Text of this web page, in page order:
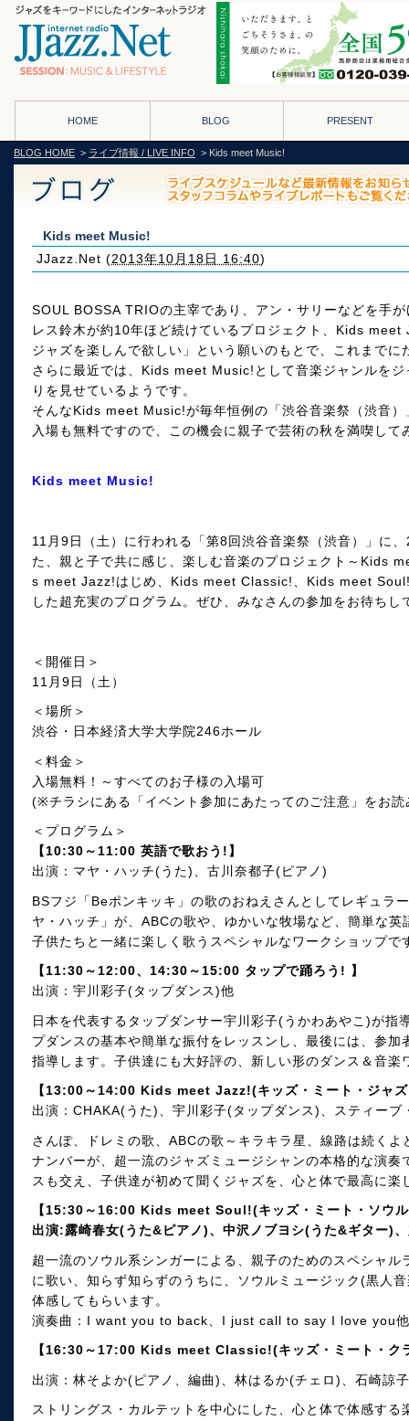
HOME BLOG PRESENT
BLOG HOME > ライブ情報 / LIVE INFO > Kids meet Music!
Kids meet Music!
JJazz.Net (2013年10月18日 16:40)
SOUL BOSSA TRIOの主宰であり、アン・サリーなどを手
レス鈴木が約10年ほど続けているプロジェクト、Kids
ジャズを楽しんで欲しい」という願いのもとで、これまで
さらに最近では、Kids meet Music!として音楽ジャンルを
りを見せているようです。
そんなKids meet Music!が毎年恒例の「渋谷音楽祭（渋音）
入場も無料ですので、この機会に親子で芸術の秋を満喫して
Kids meet Music!
11月9日（土）に行われる「第8回渋谷音楽祭（渋音）」に
た、親と子で共に感じ、楽しむ音楽のプロジェクト～Kids
s meet Jazz!はじめ、Kids meet Classic!、Kids meet
した超充実のプログラム。ぜひ、みなさんの参加をお待ちし
＜開催日＞
11月9日（土）
＜場所＞
渋谷・日本経済大学大学院246ホール
＜料金＞
入場無料！～すべてのお子様の入場可
(※チラシにある「イベント参加にあたってのご注意」をお
＜プログラム＞
【10:30～11:00 英語で歌おう!】
出演：マヤ・ハッチ(うた)、古川奈都子(ピアノ)
BSフジ「Beポンキッキ」の歌のおねえさんとしてレギュラ
ヤ・ハッチ」が、ABCの歌や、ゆかいな牧場など、簡単な
子供たちと一緒に楽しく歌うスペシャルなワークショップで
【11:30～12:00、14:30～15:00 タップで踊ろう! 】
出演：宇川彩子(タップダンス)他
日本を代表するタップダンサー宇川彩子(うかわあやこ)が指
プダンスの基本や簡単な振付をレッスンし、最後には、参
指導します。子供達にも大好評の、新しい形のダンス＆音楽
【13:00～14:00 Kids meet Jazz!(キッズ・ミート・ジャ
出演：CHAKA(うた)、宇川彩子(タップダンス)、スティーブ
さんぽ、ドレミの歌、ABCの歌～キラキラ星、線路は続く
ナンバーが、超一流のジャズミュージシャンの本格的な演
スも交え、子供達が初めて聞くジャズを、心と体で最高に楽
【15:30～16:00 Kids meet Soul!(キッズ・ミート・ソウ
出演:露崎春女(うた&ピアノ)、中沢ノブヨシ(うた&ギター)
超一流のソウル系シンガーによる、親子のためのスペシャ
に歌い、知らず知らずのうちに、ソウルミュージック(黒人
体感してもらいます。
演奏曲：I want you to back、I just call to say I love you他
【16:30～17:00 Kids meet Classic!(キッズ・ミート・ク
出演：林そよか(ピアノ、編曲)、林はるか(チェロ)、石崎諒
ストリングス・カルテットを中心にした、心と体で体感す